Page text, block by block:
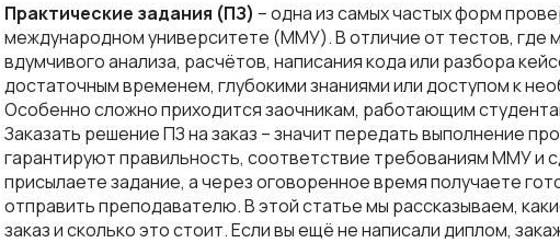
Практические задания (ПЗ) – одна из самых частых форм
международном университете (ММУ). В отличие от тестов, где
вдумчивого анализа, расчётов, написания кода или разбора
достаточным временем, глубокими знаниями или доступом к
Особенно сложно приходится заочникам, работающим
Заказать решение ПЗ на заказ – значит передать выполнение
гарантируют правильность, соответствие требованиям ММУ и
присылаете задание, а через оговоренное время получаете
отправить преподавателю. В этой статье мы рассказываем,
заказ и сколько это стоит. Если вы ещё не написали диплом,